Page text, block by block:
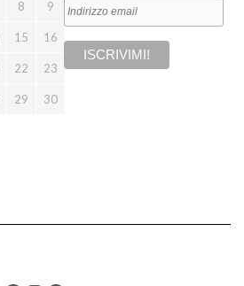
8 9
15 16
22 23
29 30